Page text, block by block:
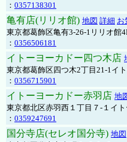
： 0357138301
亀有店(リリオ館) 地図 詳細 お
東京都葛飾区亀有3-26-1リリオ館
： 0356506181
イトーヨーカドー四つ木店
東京都葛飾区四つ木2丁目21-1イ
： 0356715901
イトーヨーカドー赤羽店 地
東京都北区赤羽西１丁目７-１イ
： 0359247691
国分寺店(セレオ国分寺) 地図